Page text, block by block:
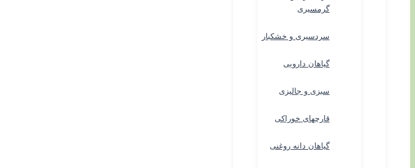
گرمسیری
سردسیری و خشکبار
گیاهان دارویی
سبزی و جالیزی
قارچهای خوراکی
گیاهان دانه روغنی